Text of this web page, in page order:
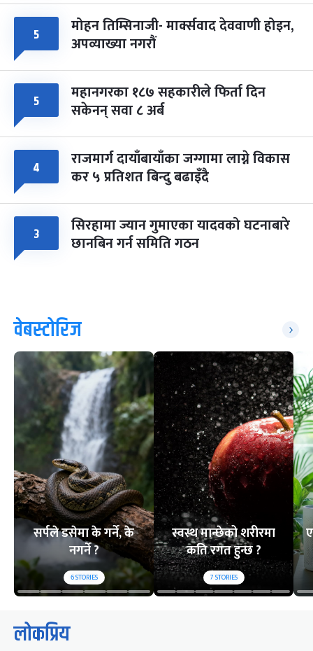
५ मोहन तिम्सिनाजी- मार्क्सवाद देववाणी होइन,
अपव्याख्या नगरौं
५ महानगरका १८७ सहकारीले फिर्ता दिन
सकेनन् सवा ८ अर्ब
४ राजमार्ग दायाँबायाँका जग्गामा लाग्ने विकास
कर ५ प्रतिशत बिन्दु बढाइँदै
३ सिरहामा ज्यान गुमाएका यादवको घटनाबारे
छानबिन गर्न समिति गठन
वेबस्टोरिज
सर्पले डसेमा के गर्ने, के
नगर्ने ?
6STORIES
स्वस्थ मान्छेको शरीरमा
कति रगत हुन्छ ?
7STORIES
लोकप्रिय